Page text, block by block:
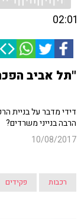
02:01
"תל אביב
דידי מדבר על בניית
הרבה בנייני משרדים?
10/08/2017
רכבות פקידים